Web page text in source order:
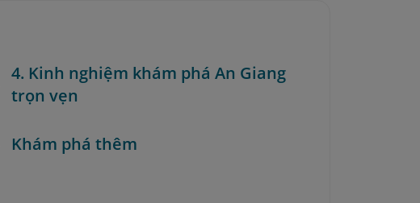
4. Kinh nghiệm khám phá An Giang
trọn vẹn
Khám phá thêm